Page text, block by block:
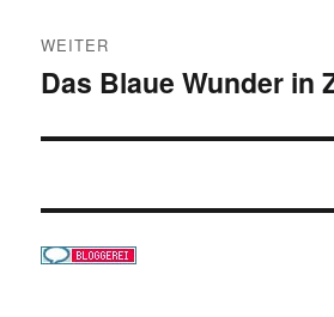
WEITER
Nächster
Das Blaue Wunder in